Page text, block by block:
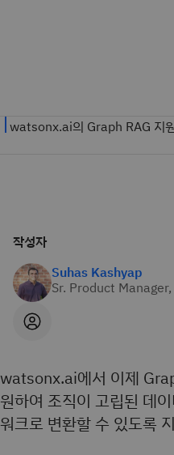
작성자
Suhas Kashyap
Sr. Product
watsonx.ai에서 이제
원하여 조직이 고립된 데
워크로 변환할 수 있도록